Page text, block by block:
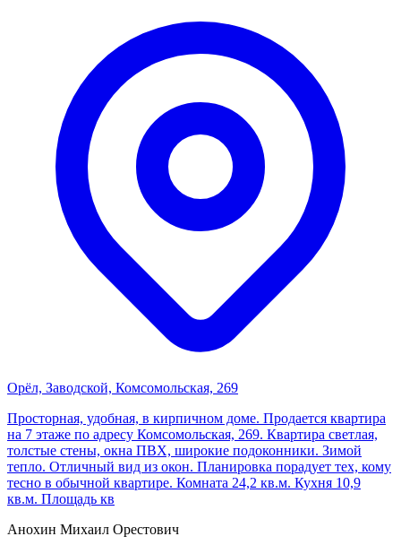
Орёл, Заводской, Комсомольская, 269
Просторная, удобная, в кирпичном доме. Продается квартира
на 7 этаже по адресу Комсомольская, 269. Квартира светлая,
толстые стены, окна ПВХ, широкие подоконники. Зимой
тепло. Отличный вид из окон. Планировка порадует тех, кому
тесно в обычной квартире. Комната 24,2 кв.м. Кухня 10,9
кв.м. Площадь кв
Анохин Михаил Орестович